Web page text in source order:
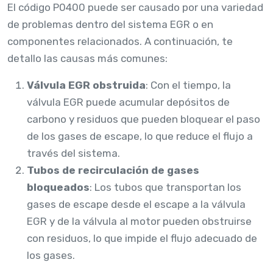
El código P0400 puede ser causado por una variedad
de problemas dentro del sistema EGR o en
componentes relacionados. A continuación, te
detallo las causas más comunes:
Válvula EGR obstruida: Con el tiempo, la
válvula EGR puede acumular depósitos de
carbono y residuos que pueden bloquear el paso
de los gases de escape, lo que reduce el flujo a
través del sistema.
Tubos de recirculación de gases
bloqueados: Los tubos que transportan los
gases de escape desde el escape a la válvula
EGR y de la válvula al motor pueden obstruirse
con residuos, lo que impide el flujo adecuado de
los gases.